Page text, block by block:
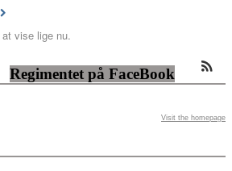
vise lige nu.
Regimentet på FaceBook
Visit the homepage